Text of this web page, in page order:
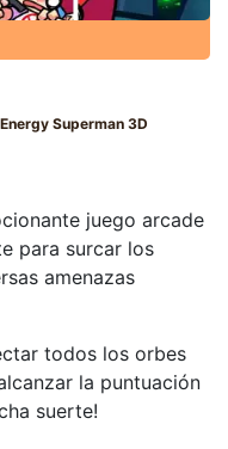
Energy Superman 3D
juego arcade
para surcar los
amenazas
todos los orbes
la puntuación
suerte!